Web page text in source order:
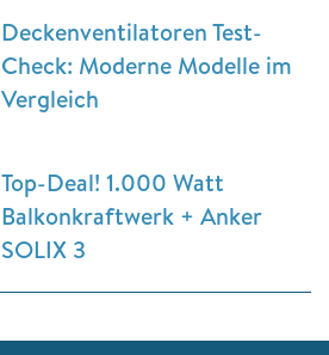
Deckenventilatoren Test-
Check: Moderne Modelle im
Vergleich
Top-Deal! 1.000 Watt
Balkonkraftwerk + Anker
SOLIX 3